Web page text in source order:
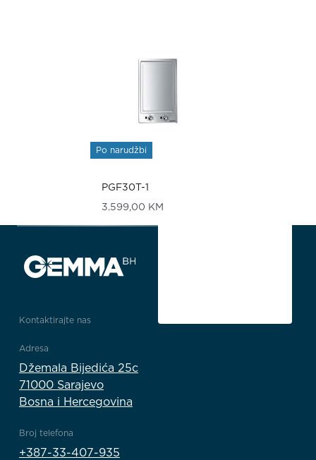
Po narudžbi
PGF30T-1
3.599,00 KM
Kontaktirajte nas
Adresa
Džemala Bijedića 25c
71000 Sarajevo
Bosna i Hercegovina
Broj telefona
+387-33-407-935